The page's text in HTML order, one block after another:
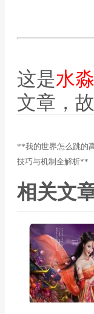
这是水
文章，
**我的世界怎么跳的
技巧与机制全解析**
相关文